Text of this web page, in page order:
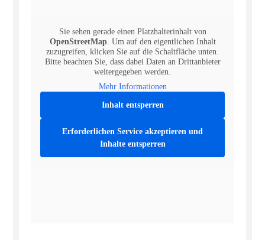
Sie sehen gerade einen Platzhalterinhalt von
OpenStreetMap. Um auf den eigentlichen Inhalt
zuzugreifen, klicken Sie auf die Schaltfläche unten.
Bitte beachten Sie, dass dabei Daten an Drittanbieter
weitergegeben werden.
Mehr Informationen
Inhalt entsperren
Erforderlichen Service akzeptieren und
Inhalte entsperren